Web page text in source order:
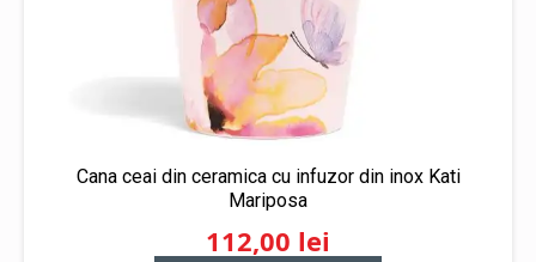
Cana ceai din ceramica cu infuzor din inox Kati
Mariposa
112,00 lei